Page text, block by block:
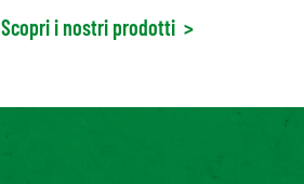
Scopri i nostri prodotti >